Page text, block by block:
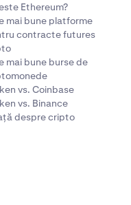
Ethereum?
mai bune platforme
contracte futures
mai bune burse de
vs. Coinbase
vs. Binance
despre cripto